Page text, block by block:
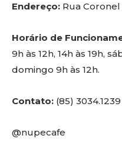
Endereço: Rua
Horário de
9h às 12h, 14h às 19h,
domingo 9h às 12h.
Contato: (85)
@nupecafe